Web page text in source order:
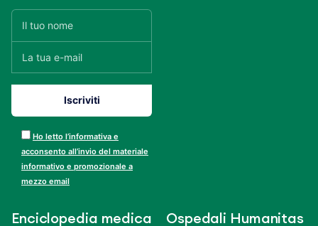
Ho letto l’informativa e
acconsento all’invio del materiale
informativo e promozionale a
mezzo email
Enciclopedia medica Ospedali Humanitas